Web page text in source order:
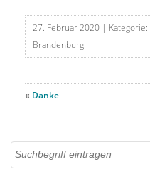
27. Februar 2020 | Kategorie:
Brandenburg
« Danke